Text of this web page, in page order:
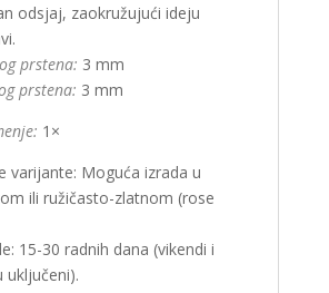
odsjaj, zaokružujući ideju
prstena: 3 mm
prstena: 3 mm
1×
varijante: Moguća izrada u
ili ružičasto-zlatnom (rose
15-30 radnih dana (vikendi i
uključeni).